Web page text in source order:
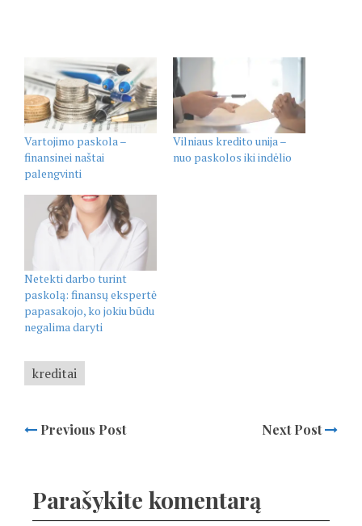
Vartojimo paskola –
finansinei naštai
palengvinti
Vilniaus kredito unija –
nuo paskolos iki indėlio
Netekti darbo turint
paskolą: finansų ekspertė
papasakojo, ko jokiu būdu
negalima daryti
kreditai
Previous Post Next Post
Parašykite komentarą